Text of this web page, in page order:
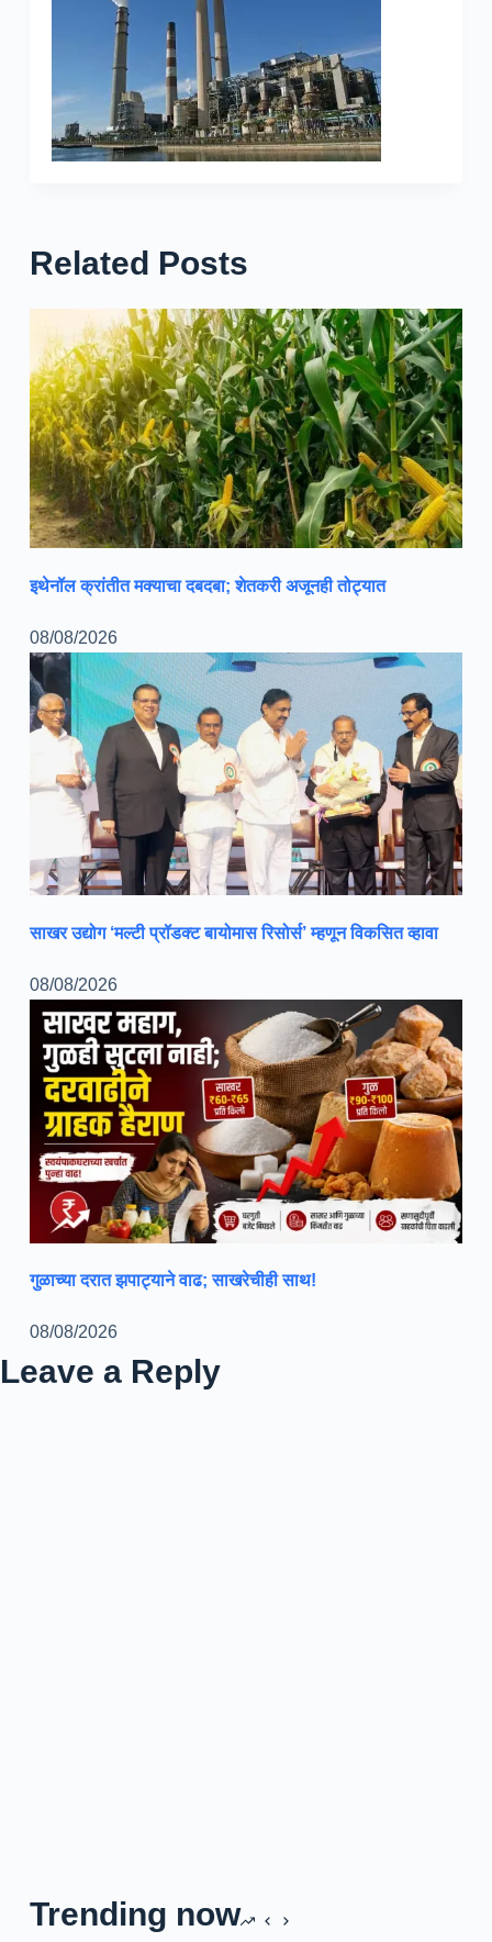
Related Posts
इथेनॉल क्रांतीत मक्याचा दबदबा; शेतकरी अजूनही तोट्यात
08/08/2026
साखर उद्योग ‘मल्टी प्रॉडक्ट बायोमास रिसोर्स’ म्हणून विकसित व्हावा
08/08/2026
गुळाच्या दरात झपाट्याने वाढ; साखरेचीही साथ!
08/08/2026
Leave a Reply
Trending now